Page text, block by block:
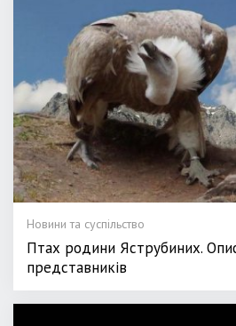
Новини та суспільство
Птах родини Яструбиних.
представників